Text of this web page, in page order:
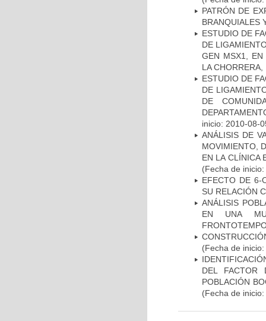
PATRÓN DE
BRANQUIALES
ESTUDIO DE
DE
GEN MSX1, EN
LA
ESTUDIO DE
DE
DE
inicio: 2010-08-
ANÁLISIS DE
MOVIMIENTO,
EN LA CLÍNICA
(Fecha de
EFECTO DE 6-
SU RELACIÓN
ANÁLISIS
EN UNA
(Fecha de
DEL FACTOR
POBLACIÓN
(Fecha de